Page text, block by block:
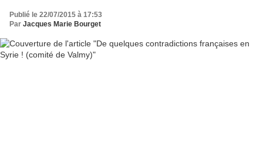
Publié le 22/07/2015 à 17:53
Par Jacques Marie Bourget